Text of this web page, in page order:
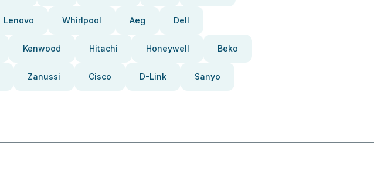
Lenovo Whirlpool Aeg Dell
Kenwood Hitachi Honeywell Beko
Zanussi Cisco D-Link Sanyo